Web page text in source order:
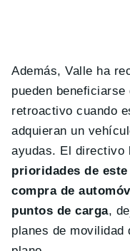
Además, Valle ha
pueden
retroactivo cuando
adquieran un
ayudas. El directivo
prioridades de
compra de
puntos de carga,
planes de movilidad